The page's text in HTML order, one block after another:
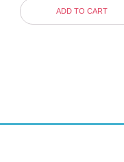
ADD TO CART